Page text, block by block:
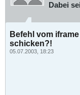
Dabei
Befehl vom
schicken?!
05.07.2003, 18:23